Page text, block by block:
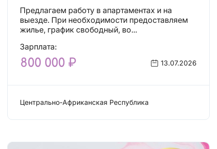
Предлагаем работу в апартаментах и на
выезде. При необходимости предоставляем
жилье, график свободный, во...
Зарплата:
800 000 ₽ 13.07.2026
Центрально-Африканская Республика